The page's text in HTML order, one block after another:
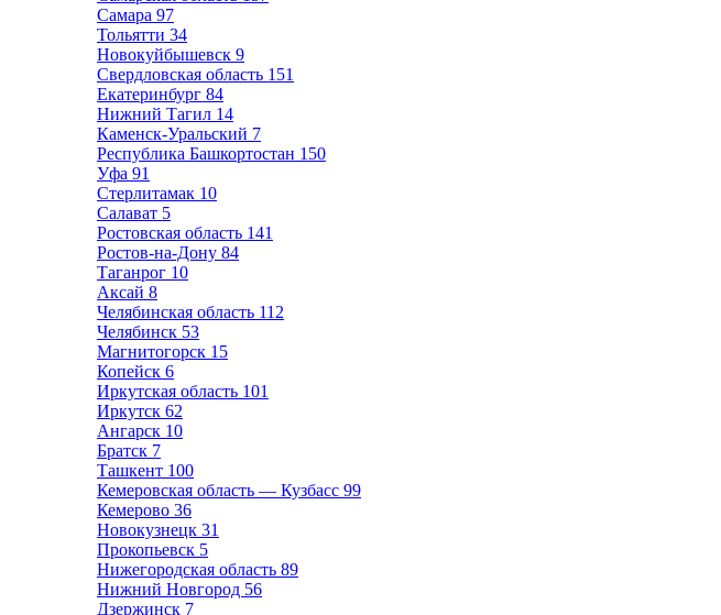
Самара 97
Тольятти 34
Новокуйбышевск 9
Свердловская область 151
Екатеринбург 84
Нижний Тагил 14
Каменск-Уральский 7
Республика Башкортостан 150
Уфа 91
Стерлитамак 10
Салават 5
Ростовская область 141
Ростов-на-Дону 84
Таганрог 10
Аксай 8
Челябинская область 112
Челябинск 53
Магнитогорск 15
Копейск 6
Иркутская область 101
Иркутск 62
Ангарск 10
Братск 7
Ташкент 100
Кемеровская область — Кузбасс 99
Кемерово 36
Новокузнецк 31
Прокопьевск 5
Нижегородская область 89
Нижний Новгород 56
Дзержинск 7